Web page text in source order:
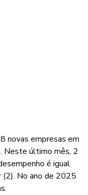
novas empresas em
Neste último mês, 2
é igual
No ano de 2025